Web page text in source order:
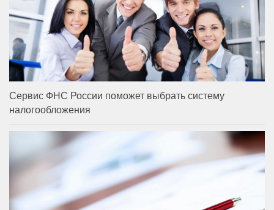
Сервис ФНС России поможет выбрать систему
налогообложения